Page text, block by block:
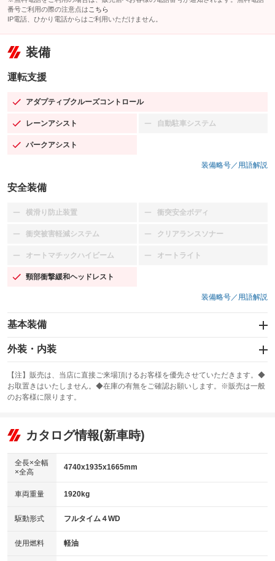
番号ご利用の際の注意点は こちら
IP電話、ひかり電話からはご利用いただけません。
装備
運転支援
アダプティブクルーズコントロール
：装備あり
レーンアシスト
：装備あり 自動駐車システム
：装備なし
パークアシスト
：装備あり
装備略号／用語解説
安全装備
横滑り防止装置
：装備なし 衝突安全ボディ
：装備なし
衝突被害軽減システム
：装備なし クリアランスソナー
：装備なし
オートマチックハイビーム
：装備なし オートライト
：装備なし
頸部衝撃緩和ヘッドレスト
：装備あり
装備略号／用語解説
基本装備
エアバッグ：運転席/助手席/サイド
：装備あり
：装備なし
サンルーフ
：装備なし ABS
リフトアップ
：装備なし
：装備なし
パワーウィンドウ
アイドリングストップ
：装備なし
USB入力端子
：装備なし
100V電源
：装備なし
外装・内装
カーナビ：メモリーナビ他
：装備あり
TV：ワンセグ
：装備あり
ビジュアル：-／DVD再生
：装備あり
：装備あり
革シート
キーレス
HID(キセノンライト)
：装備あり
バックカメラ
：装備なし
【注】販売は、当店に直接ご来場頂けるお客様を優先させていただきます。◆
お取置きはいたしません。◆在庫の有無をご確認お願いします。※販売は一般
のお客様に限ります。
カタログ情報(新車時)
全長×全幅
×全高
4740x1935x1665mm
車両重量 1920kg
駆動形式 フルタイム４WD
使用燃料 軽油